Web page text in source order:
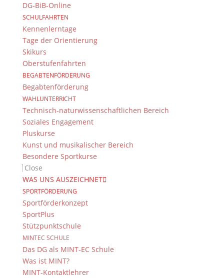
DG-BiB-Online
SCHULFAHRTEN
Kennenlerntage
Tage der Orientierung
Skikurs
Oberstufenfahrten
BEGABTENFÖRDERUNG
Begabtenförderung
WAHLUNTERRICHT
Technisch-naturwissenschaftlichen Bereich
Soziales Engagement
Pluskurse
Kunst und musikalischer Bereich
Besondere Sportkurse
Close
WAS UNS AUSZEICHNET
SPORTFÖRDERUNG
Sportförderkonzept
SportPlus
Stützpunktschule
MINTEC SCHULE
Das DG als MINT-EC Schule
Was ist MINT?
MINT-Kontaktlehrer